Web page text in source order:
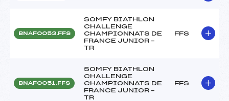
BNAF0053.FFS
SOMFY BIATHLON
CHALLENGE
CHAMPIONNATS DE
FRANCE JUNIOR –
TR
FFS
BNAF0051.FFS
SOMFY BIATHLON
CHALLENGE
CHAMPIONNATS DE
FRANCE JUNIOR –
TR
FFS